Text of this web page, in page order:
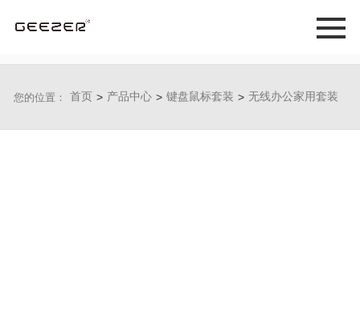
您的位置： 首页 > 产品中心 > 键盘鼠标套装 > 无线办公家用套装